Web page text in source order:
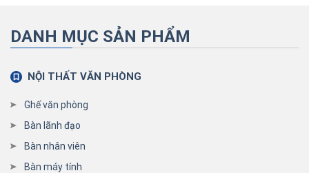
DANH MỤC SẢN PHẨM
NỘI THẤT VĂN PHÒNG
Ghế văn phòng
Bàn lãnh đạo
Bàn nhân viên
Bàn máy tính